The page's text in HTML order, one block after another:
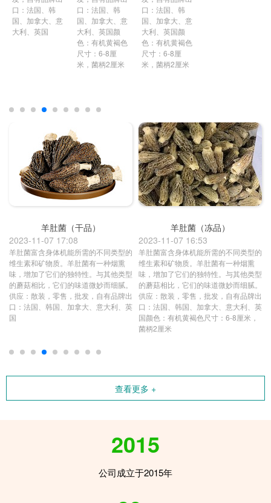
口：法国、韩
国、加拿大、意
大利、英国
口：法国、韩
国、加拿大、意
大利、英国颜
色：有机黄褐色
尺寸：6-8厘
米，菌柄2厘米
口：法国、韩
国、加拿大、意
大利、英国颜
色：有机黄褐色
尺寸：6-8厘
米，菌柄2厘米
羊肚菌（干品）
2023-11-07 17:08
羊肚菌富含身体机能所需的不同类型的
维生素和矿物质。羊肚菌有一种烟熏
味，增加了它们的独特性。与其他类型
的蘑菇相比，它们的味道微妙而细腻。
供应：散装，零售，批发，自有品牌出
口：法国、韩国、加拿大、意大利、英
国
羊肚菌（冻品）
2023-11-07 16:53
羊肚菌富含身体机能所需的不同类型的
维生素和矿物质。羊肚菌有一种烟熏
味，增加了它们的独特性。与其他类型
的蘑菇相比，它们的味道微妙而细腻。
供应：散装，零售，批发，自有品牌出
口：法国、韩国、加拿大、意大利、英
国颜色：有机黄褐色尺寸：6-8厘米，
菌柄2厘米
查看更多 +
2015
公司成立于2015年